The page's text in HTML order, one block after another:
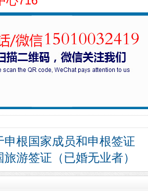
申根国家成员和申根签证
游签证（已婚无业者）